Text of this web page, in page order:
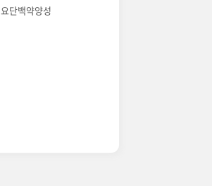
요단백약양성